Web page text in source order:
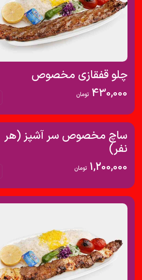
چلو قفقازی مخصوص
430,000 تومان
ساچ مخصوص سر آشپز (هر
نفر)
1,200,000 تومان